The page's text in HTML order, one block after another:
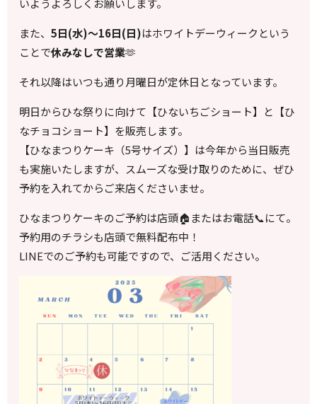
いようよろしくお願いします。
また、5日(水)〜16日(日)はホワイトデーウィークという
ことで休みなしで営業🫶
それ以降はいつも通り月曜日が定休日となっています。
明日からひな祭りに向けて【ひないちごショート】と【ひ
なチョコショート】を販売します。
【ひなまつりケーキ（5号サイズ）】は今年から当日販売
も実施いたしますが、スムーズな受け取りのために、ぜひ
予約を入れてからご来店くださいませ。
ひなまつりケーキのご予約は店頭🏠またはお電話📞にて。
予約用のチラシも店頭で無料配布中！
LINEでのご予約も可能ですので、ご活用ください。